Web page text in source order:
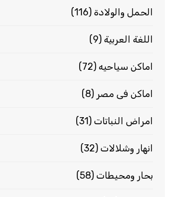
الحمل والولادة(116)
اللغة العربية(9)
اماكن سياحيه(72)
اماكن فى مصر (8)
امراض النباتات(31)
انهار وشلالات(32)
بحار ومحيطات(58)